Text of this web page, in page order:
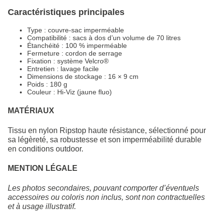
Caractéristiques principales
Type : couvre‑sac imperméable
Compatibilité : sacs à dos d’un volume de 70 litres
Étanchéité : 100 % imperméable
Fermeture : cordon de serrage
Fixation : système Velcro®
Entretien : lavage facile
Dimensions de stockage : 16 × 9 cm
Poids : 180 g
Couleur : Hi‑Viz (jaune fluo)
MATÉRIAUX
Tissu en nylon Ripstop haute résistance, sélectionné pour
sa légèreté, sa robustesse et son imperméabilité durable
en conditions outdoor.
MENTION LÉGALE
Les photos secondaires, pouvant comporter d’éventuels
accessoires ou coloris non inclus, sont non contractuelles
et à usage illustratif.